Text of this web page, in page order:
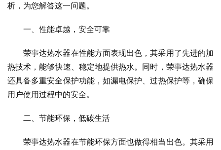
析，为您解答这一问题。
一、性能卓越，安全可靠
荣事达热水器在性能方面表现出色，其采用了先进的加
热技术，能够快速、稳定地提供热水。同时，荣事达热水器
还具备多重安全保护功能，如漏电保护、过热保护等，确保
用户使用过程中的安全。
二、节能环保，低碳生活
荣事达热水器在节能环保方面也做得相当出色。其采用